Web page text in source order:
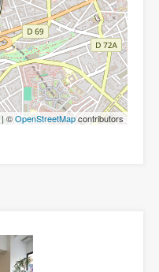
| ©OpenStreetMapcontributors